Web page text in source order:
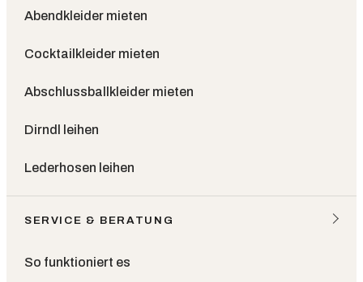
Abendkleider mieten
Cocktailkleider mieten
Abschlussballkleider mieten
Dirndl leihen
Lederhosen leihen
SERVICE & BERATUNG
So funktioniert es